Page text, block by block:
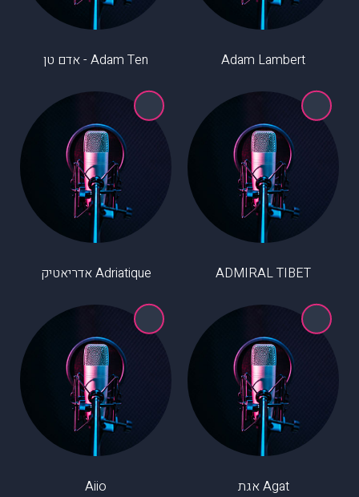
Adam Lambert Adam Ten - אדם טן
ADMIRAL TIBET Adriatique אדריאטיק
Agat אגת Aiio